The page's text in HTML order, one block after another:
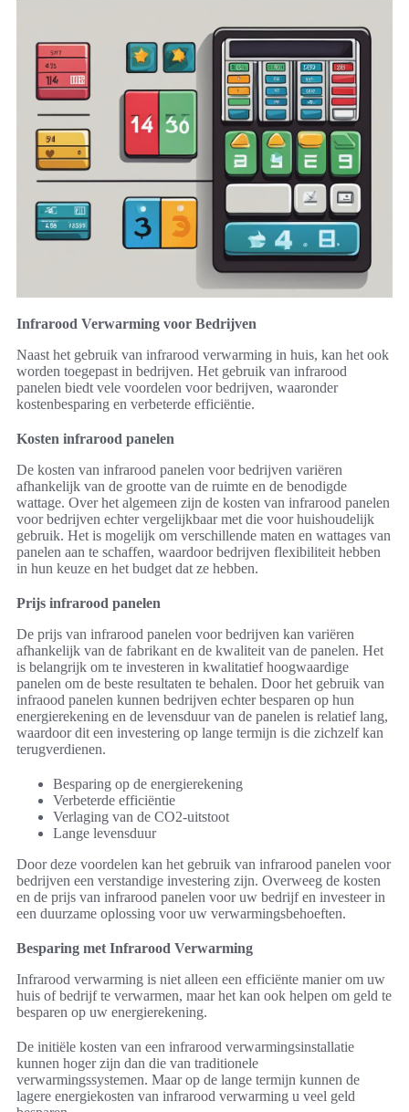
Infrarood Verwarming voor Bedrijven
Naast het gebruik van infrarood verwarming in huis, kan het ook
worden toegepast in bedrijven. Het gebruik van infrarood
panelen biedt vele voordelen voor bedrijven, waaronder
kostenbesparing en verbeterde efficiëntie.
Kosten infrarood panelen
De kosten van infrarood panelen voor bedrijven variëren
afhankelijk van de grootte van de ruimte en de benodigde
wattage. Over het algemeen zijn de kosten van infrarood panelen
voor bedrijven echter vergelijkbaar met die voor huishoudelijk
gebruik. Het is mogelijk om verschillende maten en wattages van
panelen aan te schaffen, waardoor bedrijven flexibiliteit hebben
in hun keuze en het budget dat ze hebben.
Prijs infrarood panelen
De prijs van infrarood panelen voor bedrijven kan variëren
afhankelijk van de fabrikant en de kwaliteit van de panelen. Het
is belangrijk om te investeren in kwalitatief hoogwaardige
panelen om de beste resultaten te behalen. Door het gebruik van
infraood panelen kunnen bedrijven echter besparen op hun
energierekening en de levensduur van de panelen is relatief lang,
waardoor dit een investering op lange termijn is die zichzelf kan
terugverdienen.
Besparing op de energierekening
Verbeterde efficiëntie
Verlaging van de CO2-uitstoot
Lange levensduur
Door deze voordelen kan het gebruik van infrarood panelen voor
bedrijven een verstandige investering zijn. Overweeg de kosten
en de prijs van infrarood panelen voor uw bedrijf en investeer in
een duurzame oplossing voor uw verwarmingsbehoeften.
Besparing met Infrarood Verwarming
Infrarood verwarming is niet alleen een efficiënte manier om uw
huis of bedrijf te verwarmen, maar het kan ook helpen om geld te
besparen op uw energierekening.
De initiële kosten van een infrarood verwarmingsinstallatie
kunnen hoger zijn dan die van traditionele
verwarmingssystemen. Maar op de lange termijn kunnen de
lagere energiekosten van infrarood verwarming u veel geld